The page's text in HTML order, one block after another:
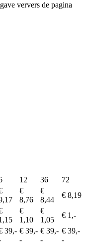
ververs de pagina
12 36
72
€
8,76
€
8,44
€ 8,19
€
1,10
€
1,05
€ 1,-
39,- € 39,-
-
€ 39,-
-
€ 39,-
-